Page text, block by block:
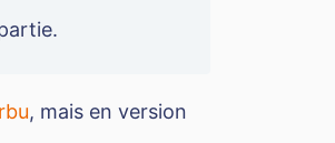
, mais en version